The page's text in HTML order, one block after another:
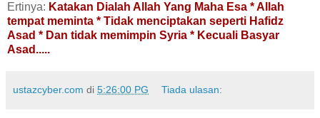
Ertinya: Katakan Dialah Allah Yang Maha Esa * Allah
tempat meminta * Tidak menciptakan seperti Hafidz
Asad * Dan tidak memimpin Syria * Kecuali Basyar
Asad.....
ustazcyber.com di 5:26:00 PG Tiada ulasan: